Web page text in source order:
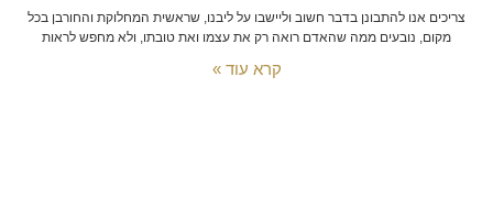
צריכים אנו להתבונן בדבר חשוב וליישבו על ליבנו, שראשית המחלוקת והחורבן בכל
מקום, נובעים ממה שהאדם רואה רק את עצמו ואת טובתו, ולא מחפש לראות
קרא עוד »